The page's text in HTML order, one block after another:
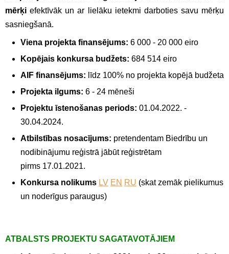
mērķi efektīvāk un ar lielāku ietekmi darboties savu mērķu
sasniegšanā.
Viena projekta finansējums: 6 000 - 20 000 eiro
Kopējais konkursa budžets: 684 514 eiro
AIF finansējums: līdz 100% no projekta kopējā budžeta
Projekta ilgums: 6 - 24 mēneši
Projektu īstenošanas periods: 01.04.2022. -
30.04.2024.
Atbilstības nosacījums: pretendentam Biedrību un
nodibinājumu reģistrā jābūt reģistrētam
pirms 17.01.2021.
Konkursa nolikums LV EN RU (skat zemāk pielikumus
un noderīgus paraugus)
ATBALSTS PROJEKTU SAGATAVOTĀJIEM